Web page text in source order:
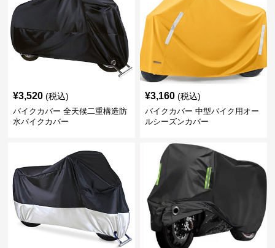
¥3,520 (税込)
バイクカバー 全天候二重構造防
水バイクカバー
¥3,160 (税込)
バイクカバー 中型バイク用オー
ルシーズンカバー